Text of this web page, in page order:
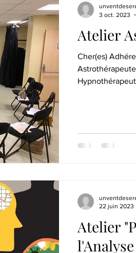
Atelier
Cher(es)
3 oct. 2023
Atelier
22 juin 2023